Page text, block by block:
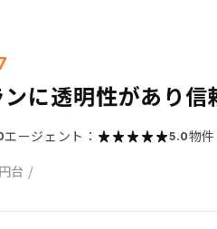
に透明性があり信
エージェント： 5.0物件
台 /